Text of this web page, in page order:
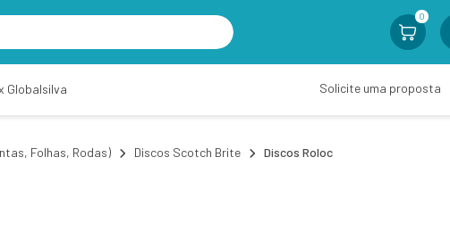
0
Globalsilva Solicite uma proposta
Folhas, Rodas) Discos Scotch Brite Discos Roloc